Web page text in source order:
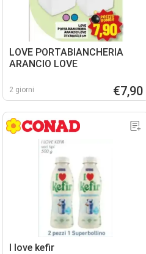
LOVE PORTABIANCHERIA
ARANCIO LOVE
2 giorni €7,90
I love kefir